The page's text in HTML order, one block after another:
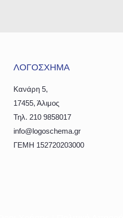
ΛΟΓΟΣΧΗΜΑ
Κανάρη 5,
17455, Άλιμος
Τηλ. 210 9858017
info@logoschema.gr
ΓΕΜΗ 152720203000